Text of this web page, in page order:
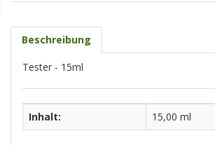
Beschreibung
Tester - 15ml
Inhalt: 15,00 ml